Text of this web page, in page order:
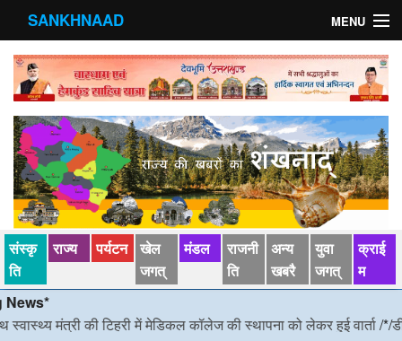
SANKHNAAD MENU
मुख्य पृष्ठ
राज्य
मंडल
संस्कृति
खेल जगत्
पर्यटन
पड़ोसी राज्य
संस्कृ
ति
राज्य पर्यटन खेल
जगत्
मंडल
राजनी
ति
अन्य
खबरै
युवा
जगत्
क्राई
म
मंत्री की टिहरी में मेडिकल कॉलेज की स्थापना को लेकर हुई वार्ता/*/डीएम